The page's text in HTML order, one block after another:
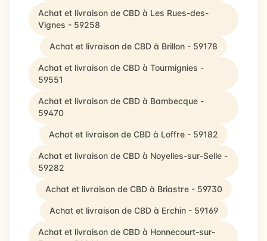
Achat et livraison de CBD à Les Rues-des-
Vignes - 59258
Achat et livraison de CBD à Brillon - 59178
Achat et livraison de CBD à Tourmignies -
59551
Achat et livraison de CBD à Bambecque -
59470
Achat et livraison de CBD à Loffre - 59182
Achat et livraison de CBD à Noyelles-sur-Selle -
59282
Achat et livraison de CBD à Briastre - 59730
Achat et livraison de CBD à Erchin - 59169
Achat et livraison de CBD à Honnecourt-sur-